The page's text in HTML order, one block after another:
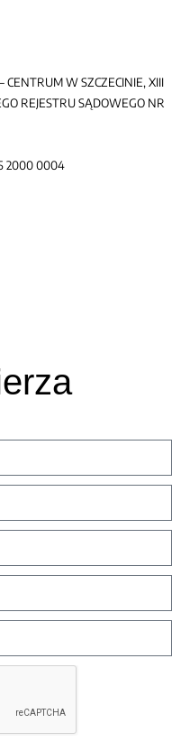
CENTRUM W SZCZECINIE, XIII
REJESTRU SĄDOWEGO NR
2000 0004